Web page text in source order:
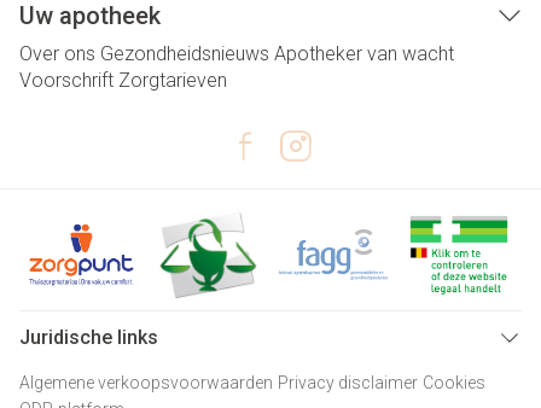
Uw apotheek
Over ons Gezondheidsnieuws Apotheker van wacht
Voorschrift Zorgtarieven
Juridische links
Algemene verkoopsvoorwaarden Privacy disclaimer Cookies